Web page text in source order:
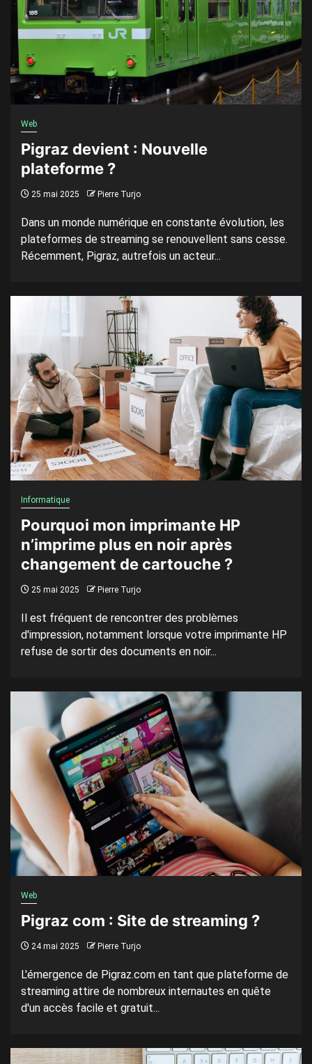
Web
Pigraz devient : Nouvelle
plateforme ?
25 mai 2025 Pierre Turjo
Dans un monde numérique en constante évolution, les
plateformes de streaming se renouvellent sans cesse.
Récemment, Pigraz, autrefois un acteur...
Informatique
Pourquoi mon imprimante HP
n’imprime plus en noir après
changement de cartouche ?
25 mai 2025 Pierre Turjo
Il est fréquent de rencontrer des problèmes
d'impression, notamment lorsque votre imprimante HP
refuse de sortir des documents en noir...
Web
Pigraz com : Site de streaming ?
24 mai 2025 Pierre Turjo
L'émergence de Pigraz.com en tant que plateforme de
streaming attire de nombreux internautes en quête
d'un accès facile et gratuit...